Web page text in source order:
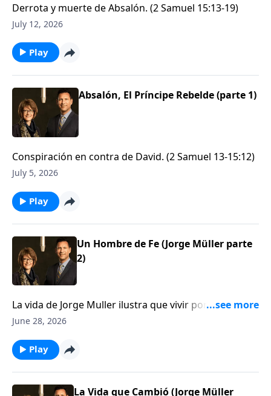
Derrota y muerte de Absalón. (2 Samuel 15:13-19)
July 12, 2026
Play
Absalón, El Príncipe Rebelde (parte 1)
Conspiración en contra de David. (2 Samuel 13-15:12)
July 5, 2026
Play
Un Hombre de Fe (Jorge Müller parte
2)
La vida de Jorge Muller ilustra que vivir por fe tiene
maravillosos resultados
June 28, 2026
Play
La Vida que Cambió (Jorge Müller